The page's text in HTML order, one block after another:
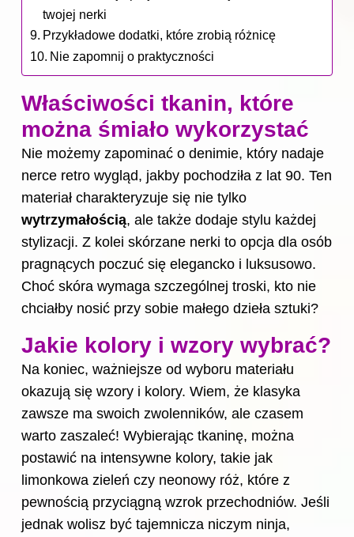
twojej nerki
Przykładowe dodatki, które zrobią różnicę
Nie zapomnij o praktyczności
Właściwości tkanin, które
można śmiało wykorzystać
Nie możemy zapominać o denimie, który nadaje
nerce retro wygląd, jakby pochodziła z lat 90. Ten
materiał charakteryzuje się nie tylko
wytrzymałością, ale także dodaje stylu każdej
stylizacji. Z kolei skórzane nerki to opcja dla osób
pragnących poczuć się elegancko i luksusowo.
Choć skóra wymaga szczególnej troski, kto nie
chciałby nosić przy sobie małego dzieła sztuki?
Jakie kolory i wzory wybrać?
Na koniec, ważniejsze od wyboru materiału
okazują się wzory i kolory. Wiem, że klasyka
zawsze ma swoich zwolenników, ale czasem
warto zaszaleć! Wybierając tkaninę, można
postawić na intensywne kolory, takie jak
limonkowa zieleń czy neonowy róż, które z
pewnością przyciągną wzrok przechodniów. Jeśli
jednak wolisz być tajemnicza niczym ninja,